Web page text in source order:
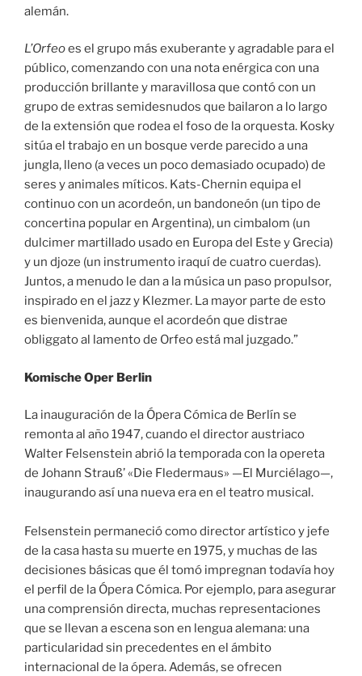
alemán.
L’Orfeoes el grupo más exuberante y agradable para el
público, comenzando con una nota enérgica con una
producción brillante y maravillosa que contó con un
grupo de extras semidesnudos que bailaron a lo largo
de la extensión que rodea el foso de la orquesta. Kosky
sitúa el trabajo en un bosque verde parecido a una
jungla, lleno (a veces un poco demasiado ocupado) de
seres y animales míticos. Kats-Chernin equipa el
continuo con un acordeón, un bandoneón (un tipo de
concertina popular en Argentina), un cimbalom (un
dulcimer martillado usado en Europa del Este y Grecia)
y un djoze (un instrumento iraquí de cuatro cuerdas).
Juntos, a menudo le dan a la música un paso propulsor,
inspirado en el jazz y Klezmer. La mayor parte de esto
es bienvenida, aunque el acordeón que distrae
obliggato al lamento de Orfeo está mal juzgado.”
Komische Oper Berlin
La inauguración de la Ópera Cómica de Berlín se
remonta al año 1947, cuando el director austriaco
Walter Felsenstein abrió la temporada con la opereta
de Johann Strauß’ «Die Fledermaus» —El Murciélago—,
inaugurando así una nueva era en el teatro musical.
Felsenstein permaneció como director artístico y jefe
de la casa hasta su muerte en 1975, y muchas de las
decisiones básicas que él tomó impregnan todavía hoy
el perfil de la Ópera Cómica. Por ejemplo, para asegurar
una comprensión directa, muchas representaciones
que se llevan a escena son en lengua alemana: una
particularidad sin precedentes en el ámbito
internacional de la ópera. Además, se ofrecen